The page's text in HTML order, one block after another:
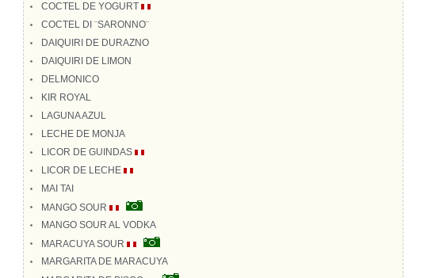
COCTEL DE YOGURT
COCTEL DI ¨SARONNO¨
DAIQUIRI DE DURAZNO
DAIQUIRI DE LIMON
DELMONICO
KIR ROYAL
LAGUNA AZUL
LECHE DE MONJA
LICOR DE GUINDAS
LICOR DE LECHE
MAI TAI
MANGO SOUR
MANGO SOUR AL VODKA
MARACUYA SOUR
MARGARITA DE MARACUYA